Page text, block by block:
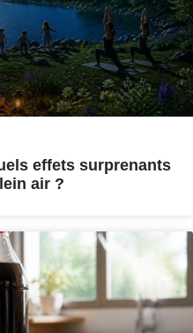
effets surprenants
air ?